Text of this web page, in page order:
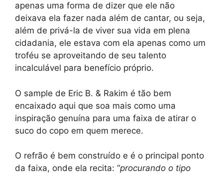
apenas uma forma de dizer que ele não
deixava ela fazer nada além de cantar, ou seja,
além de privá-la de viver sua vida em plena
cidadania, ele estava com ela apenas como um
troféu se aproveitando de seu talento
incalculável para benefício próprio.
O sample de Eric B. & Rakim é tão bem
encaixado aqui que soa mais como uma
inspiração genuína para uma faixa de atirar o
suco do copo em quem merece.
O refrão é bem construído e é o principal ponto
da faixa, onde ela recita: “procurando o tipo